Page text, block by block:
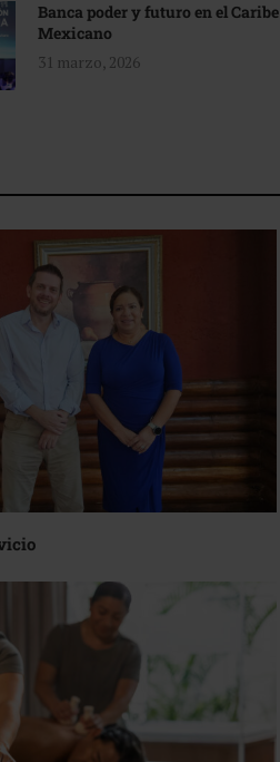
Banca poder y futuro en el Caribe
Mexicano
31 marzo, 2026